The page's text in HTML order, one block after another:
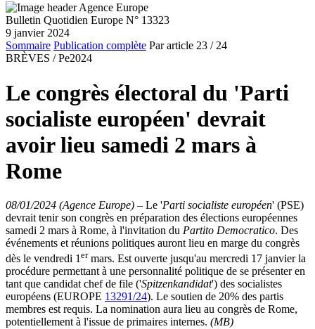
Bulletin Quotidien Europe N° 13323
9 janvier 2024
Sommaire Publication complète Par article 23 / 24
BRÈVES / Pe2024
Le congrès électoral du 'Parti
socialiste européen' devrait
avoir lieu samedi 2 mars à
Rome
08/01/2024 (Agence Europe) – Le 'Parti socialiste européen' (PSE)
devrait tenir son congrès en préparation des élections européennes
samedi 2 mars à Rome, à l'invitation du Partito Democratico. Des
événements et réunions politiques auront lieu en marge du congrès
dès le vendredi 1 ermars. Est ouverte jusqu'au mercredi 17 janvier la
procédure permettant à une personnalité politique de se présenter en
tant que candidat chef de file ('Spitzenkandidat') des socialistes
européens (EUROPE 13291/24). Le soutien de 20% des partis
membres est requis. La nomination aura lieu au congrès de Rome,
potentiellement à l'issue de primaires internes. (MB)